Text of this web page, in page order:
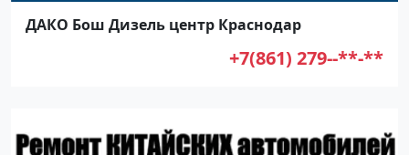
ДАКО Бош Дизель центр Краснодар
+7(861) 279--**-**